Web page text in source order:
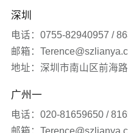
品牌营销服务
其他
发展历程
签约新闻
联雅观点
常见问题
网站知识
深圳
电话：0755-82940957 /
邮箱：
地址：深圳市南山区前海
广州一
电话：020-81659650 /
邮箱：